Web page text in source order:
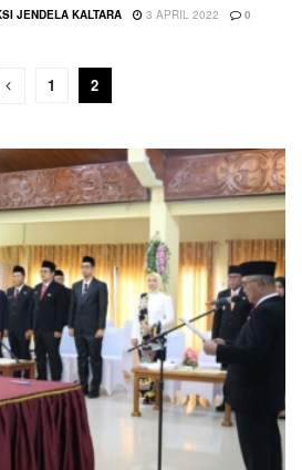
JENDELA KALTARA 3 APRIL 2022 0
1 2